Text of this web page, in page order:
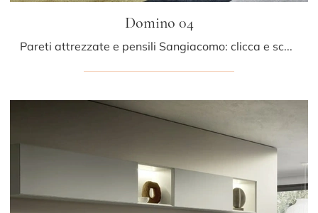
Domino 04
Pareti attrezzate e pensili Sangiacomo: clicca e scopri il modello Domino 04 e potrai completare stanze moderne di ogni tipo.